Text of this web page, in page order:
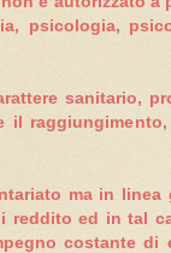
psicologia,
sanitario,
ma in
ed in tal
costante